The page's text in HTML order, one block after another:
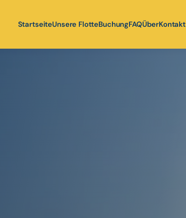
StartseiteUnsere FlotteBuchungFAQÜberKontakt